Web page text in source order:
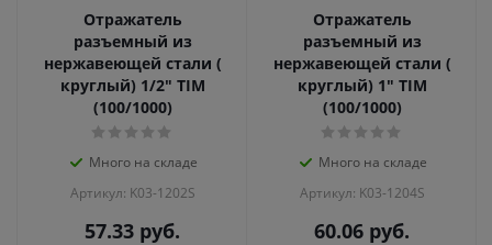
Отражатель
разъемный из
нержавеющей стали (
круглый) 1/2" TIM
(100/1000)
Много на складе
Артикул: K03-1202S
57.33 руб.
Отражатель
разъемный из
нержавеющей стали (
круглый) 1" TIM
(100/1000)
Много на складе
Артикул: K03-1204S
60.06 руб.